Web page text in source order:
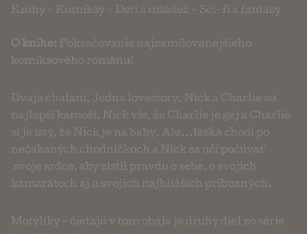
Knihy - Komiksy - Deti a mládež - Sci-fi a fantasy
O knihe: Pokračovanie najzamilovanejšieho
komiksového románu!
Dvaja chalani. Jedna lovestory. Nick a Charlie sú
najlepší kamoši. Nick vie, že Charlie je gej a Charlie
si je istý, že Nick je na baby. Ale...łáska chodí po
nečakaných chodníčkoch a Nick sa učí počúvať
svoje srdce, aby zistil pravdu o sebe, o svojich
kamarátoch aj o svojich najbližších príbuzných.
Motýliky - ôietajú v tom obaja je druhý diel zo série